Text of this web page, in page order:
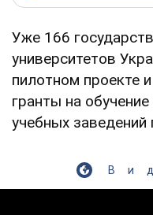
Уже 166
университетов
пилотном проекте
гранты на
учебных заведений